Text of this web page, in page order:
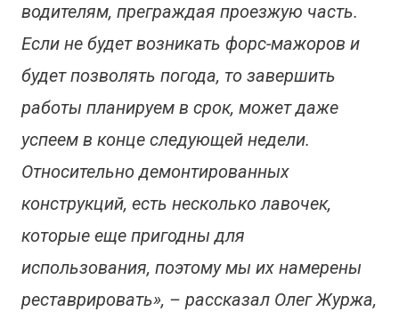
водителям, преграждая проезжую часть.
Если не будет возникать форс-мажоров и
будет позволять погода, то завершить
работы планируем в срок, может даже
успеем в конце следующей недели.
Относительно демонтированных
конструкций, есть несколько лавочек,
которые еще пригодны для
использования, поэтому мы их намерены
реставрировать», – рассказал Олег Журжа,